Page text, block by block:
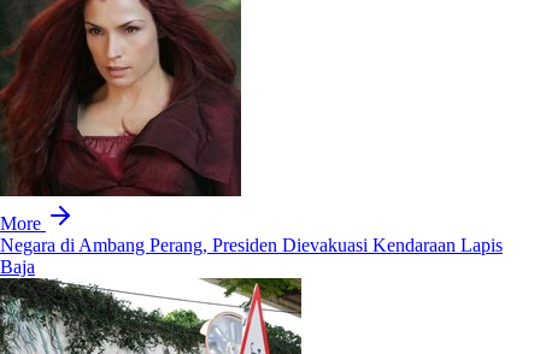
More
Negara di Ambang Perang, Presiden Dievakuasi Kendaraan Lapis
Baja